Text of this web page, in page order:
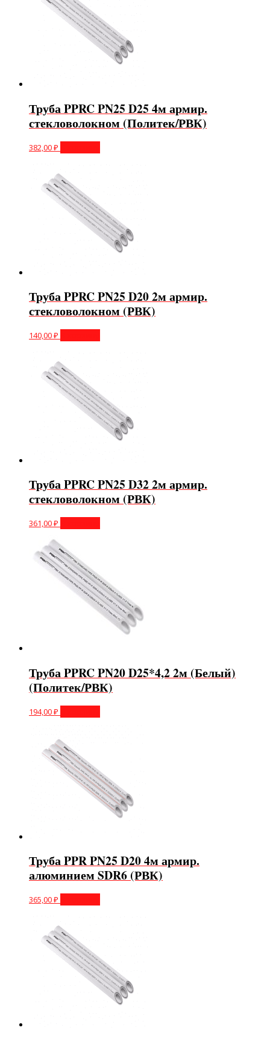
Труба PPRC PN25 D25 4м армир.
стекловолокном (Политек/РВК)
382,00₽
Труба PPRC PN25 D20 2м армир.
стекловолокном (РВК)
140,00₽
Труба PPRC PN25 D32 2м армир.
стекловолокном (РВК)
361,00₽
Труба PPRC PN20 D25*4,2 2м (Белый)
(Политек/РВК)
194,00₽
Труба PPR PN25 D20 4м армир.
алюминием SDR6 (РВК)
365,00₽